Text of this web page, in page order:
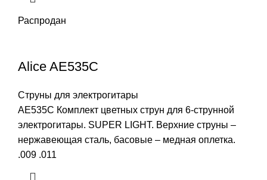
Распродан
Alice AE535C
Струны для электрогитары
AE535C Комплект цветных струн для 6-струнной
электрогитары. SUPER LIGHT. Верхние струны –
нержавеющая сталь, басовые – медная оплетка.
.009 .011